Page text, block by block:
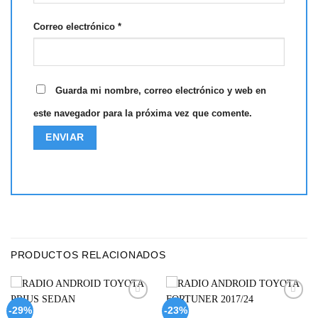
Correo electrónico *
Guarda mi nombre, correo electrónico y web en
este navegador para la próxima vez que comente.
PRODUCTOS RELACIONADOS
-29% -23%